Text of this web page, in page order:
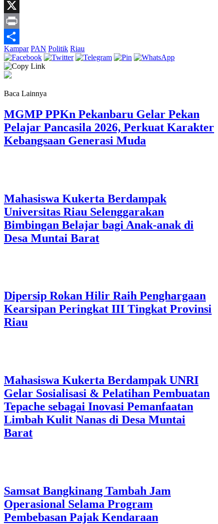
Copy
Link
X
Print
Share
Kampar PAN Politik Riau
Baca Lainnya
MGMP PPKn Pekanbaru Gelar Pekan
Pelajar Pancasila 2026, Perkuat Karakter
Kebangsaan Generasi Muda
Mahasiswa Kukerta Berdampak
Universitas Riau Selenggarakan
Bimbingan Belajar bagi Anak-anak di
Desa Muntai Barat
Dipersip Rokan Hilir Raih Penghargaan
Kearsipan Peringkat III Tingkat Provinsi
Riau
Mahasiswa Kukerta Berdampak UNRI
Gelar Sosialisasi & Pelatihan Pembuatan
Tepache sebagai Inovasi Pemanfaatan
Limbah Kulit Nanas di Desa Muntai
Barat
Samsat Bangkinang Tambah Jam
Operasional Selama Program
Pembebasan Pajak Kendaraan